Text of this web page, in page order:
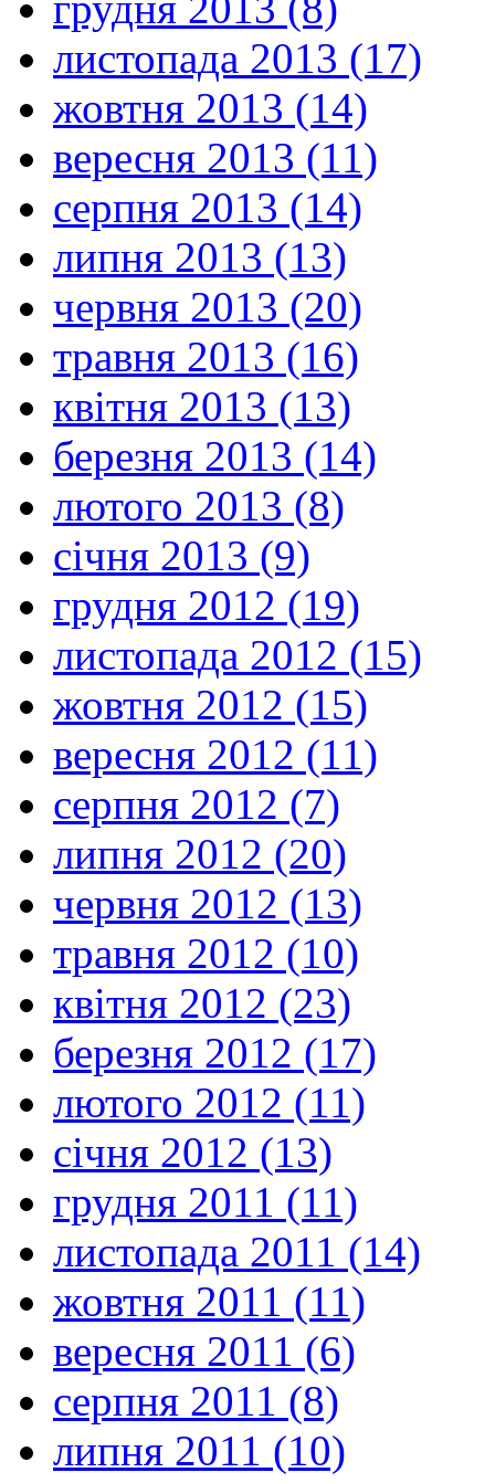
листопада 2013 (17)
жовтня 2013 (14)
вересня 2013 (11)
серпня 2013 (14)
липня 2013 (13)
червня 2013 (20)
травня 2013 (16)
квітня 2013 (13)
березня 2013 (14)
лютого 2013 (8)
січня 2013 (9)
грудня 2012 (19)
листопада 2012 (15)
жовтня 2012 (15)
вересня 2012 (11)
серпня 2012 (7)
липня 2012 (20)
червня 2012 (13)
травня 2012 (10)
квітня 2012 (23)
березня 2012 (17)
лютого 2012 (11)
січня 2012 (13)
грудня 2011 (11)
листопада 2011 (14)
жовтня 2011 (11)
вересня 2011 (6)
серпня 2011 (8)
липня 2011 (10)